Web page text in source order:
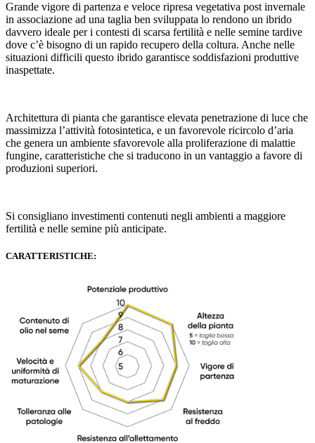
Grande vigore di partenza e veloce ripresa vegetativa post invernale
in associazione ad una taglia ben sviluppata lo rendono un ibrido
davvero ideale per i contesti di scarsa fertilità e nelle semine tardive
dove c’è bisogno di un rapido recupero della coltura. Anche nelle
situazioni difficili questo ibrido garantisce soddisfazioni produttive
inaspettate.
Architettura di pianta che garantisce elevata penetrazione di luce che
massimizza l’attività fotosintetica, e un favorevole ricircolo d’aria
che genera un ambiente sfavorevole alla proliferazione di malattie
fungine, caratteristiche che si traducono in un vantaggio a favore di
produzioni superiori.
Si consigliano investimenti contenuti negli ambienti a maggiore
fertilità e nelle semine più anticipate.
CARATTERISTICHE: